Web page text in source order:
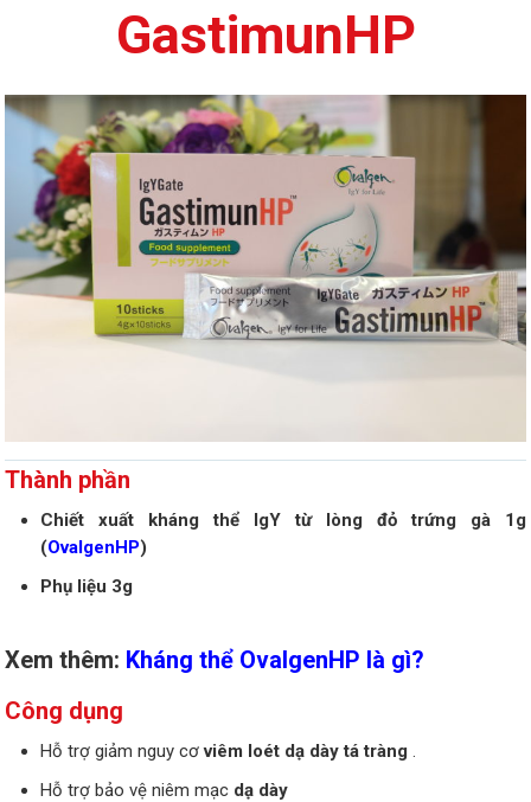
GastimunHP
Thành phần
Chiết xuất kháng thể IgY từ lòng đỏ trứng gà 1g
(OvalgenHP)
Phụ liệu 3g
Xem thêm: Kháng thể OvalgenHP là gì?
Công dụng
Hỗ trợ giảm nguy cơviêm loét dạ dày tá tràng .
Hỗ trợ bảo vệ niêm mạc dạ dày